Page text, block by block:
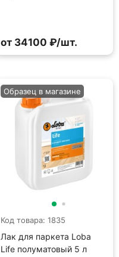
от 34100 ₽/шт.
Код товара: 1835
Лак для паркета Loba
Life полуматовый 5 л
Образец в магазине